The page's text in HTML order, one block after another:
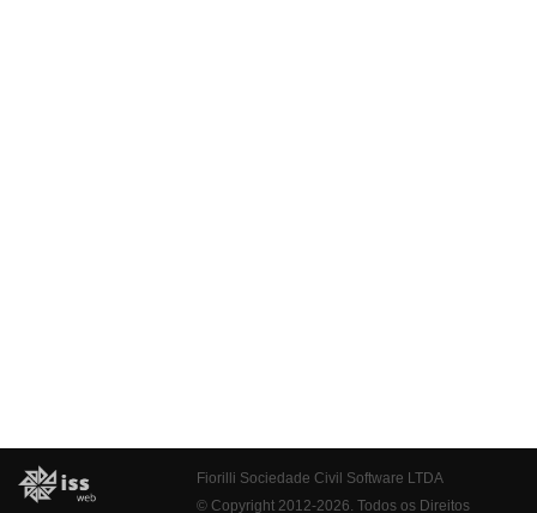
Fiorilli Sociedade Civil Software LTDA
© Copyright 2012-2026. Todos os Direitos